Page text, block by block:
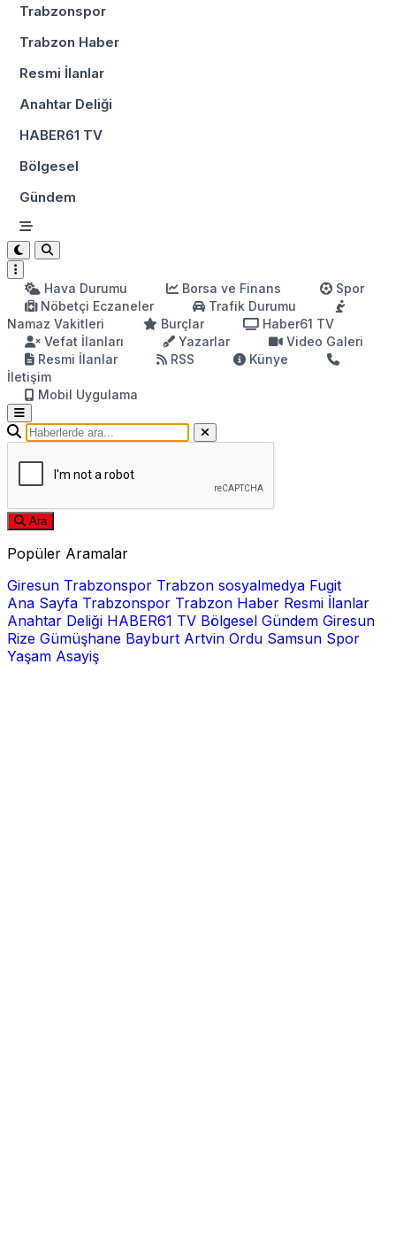
Trabzonspor
Trabzon Haber
Resmi İlanlar
Anahtar Deliği
HABER61 TV
Bölgesel
Gündem
Hava Durumu Borsa ve Finans
Spor
Nöbetçi Eczaneler
Trafik Durumu
Namaz Vakitleri
Burçlar
Haber61 TV
Vefat İlanları
Yazarlar
Video Galeri
Resmi İlanlar
RSS
Künye
İletişim
Mobil Uygulama
Ara
Popüler Aramalar
Giresun Trabzonspor Trabzon sosyalmedya Fugit
Ana Sayfa Trabzonspor Trabzon Haber Resmi İlanlar
Anahtar Deliği HABER61 TV Bölgesel Gündem Giresun
Rize Gümüşhane Bayburt Artvin Ordu Samsun Spor
Yaşam Asayiş